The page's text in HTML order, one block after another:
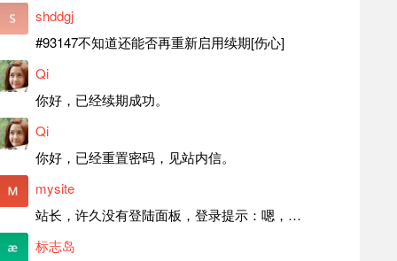
shddgj
#93147不知道还能否再重新启用续期[伤心]
Qi
你好，已经续期成功。
Qi
你好，已经重置密码，见站内信。
mysite
站长，许久没有登陆面板，登录提示：嗯，登录详细信息似乎不正确。请重试。 网站还可以正常使用。如果是密码问题请帮忙重置一下密码。谢谢。订单号：97790，账号：aa20210950。 站长，提交了工单，你回复续期成功，不过我的问题是面部登陆信息有问题，一直是初始密码，现在无法登陆，有时间麻烦排查一下。
标志岛